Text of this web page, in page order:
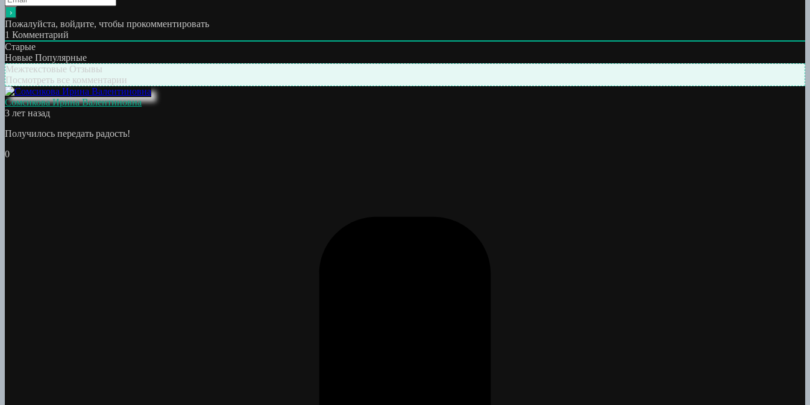
Пожалуйста, войдите, чтобы прокомментировать
1 Комментарий
Старые
Новые Популярные
Межтекстовые Отзывы
Посмотреть все комментарии
Сомсикова Ирина Валентиновна
3 лет назад
Получилось передать радость!
0